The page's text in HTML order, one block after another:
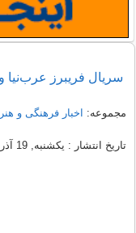
سریال فریبرز عرب‌نیا
مجموعه: اخبار فرهنگی و
تاریخ انتشار : یکشنبه, 19 آذر 1391 13:50